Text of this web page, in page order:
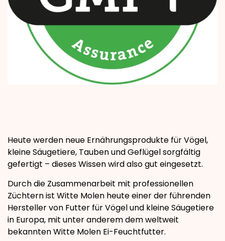
Heute werden neue Ernährungsprodukte für Vögel,
kleine Säugetiere, Tauben und Geflügel sorgfältig
gefertigt – dieses Wissen wird also gut eingesetzt.
Durch die Zusammenarbeit mit professionellen
Züchtern ist Witte Molen heute einer der führenden
Hersteller von Futter für Vögel und kleine Säugetiere
in Europa, mit unter anderem dem weltweit
bekannten Witte Molen Ei-Feuchtfutter.